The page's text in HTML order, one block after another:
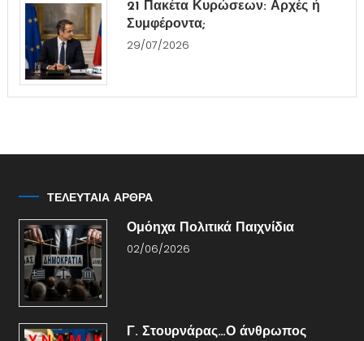
21 Πακέτα Κυρώσεων: Αρχές ή
Συμφέροντα;
29/07/2026
ΤΕΛΕΥΤΑΙΑ ΑΡΘΡΑ
Ομόηχα Πολιτικά Παιχνίδια
02/06/2026
Γ. Στουρνάρας…Ο άνθρωπος